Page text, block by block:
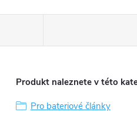
Produkt naleznete v této
Pro bateriové články